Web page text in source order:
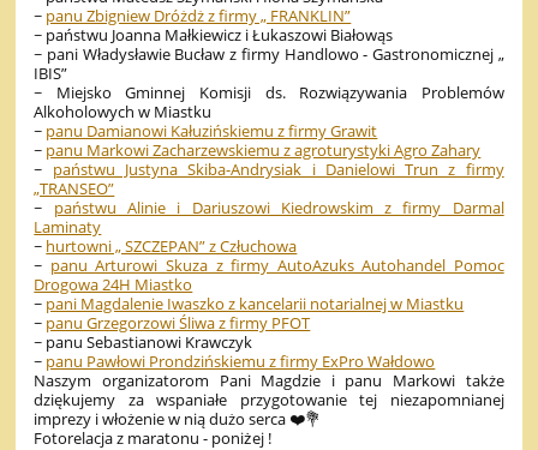
~ panu Zbigniew Dróżdż z firmy „ FRANKLIN”
~ państwu Joanna Małkiewicz i Łukaszowi Białowąs
~ pani Władysławie Bucław z firmy Handlowo - Gastronomicznej „
IBIS”
~ Miejsko Gminnej Komisji ds. Rozwiązywania Problemów
Alkoholowych w Miastku
~ panu Damianowi Kałuzińskiemu z firmy Grawit
~ panu Markowi Zacharzewskiemu z agroturystyki Agro Zahary
~ państwu Justyna Skiba-Andrysiak i Danielowi Trun z firmy
„TRANSEO”
~ państwu Alinie i Dariuszowi Kiedrowskim z firmy Darmal
Laminaty
~ hurtowni „ SZCZEPAN” z Człuchowa
~ panu Arturowi Skuza z firmy AutoAzuks Autohandel Pomoc
Drogowa 24H Miastko
~ pani Magdalenie Iwaszko z kancelarii notarialnej w Miastku
~ panu Grzegorzowi Śliwa z firmy PFOT
~ panu Sebastianowi Krawczyk
~ panu Pawłowi Prondzińskiemu z firmy ExPro Wałdowo
Naszym organizatorom Pani Magdzie i panu Markowi także
dziękujemy za wspaniałe przygotowanie tej niezapomnianej
imprezy i włożenie w nią dużo serca ❤️💐
Fotorelacja z maratonu - poniżej !